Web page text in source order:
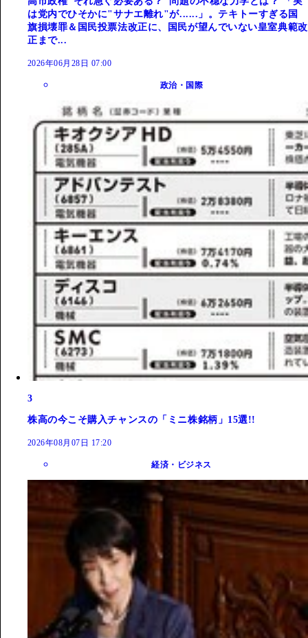
は党内でひそかに"サナエ離れ"が......」。テキトーすぎる国
旗損壊罪＆国民投票法改正に、国民が望んでいない皇室典範改
正まで...
2026年06月28日 07:00
政治・国際
3
株高の今こそ購入チャンスの「ミニ株銘柄」15選!!
2026年08月07日 17:20
経済・ビジネス